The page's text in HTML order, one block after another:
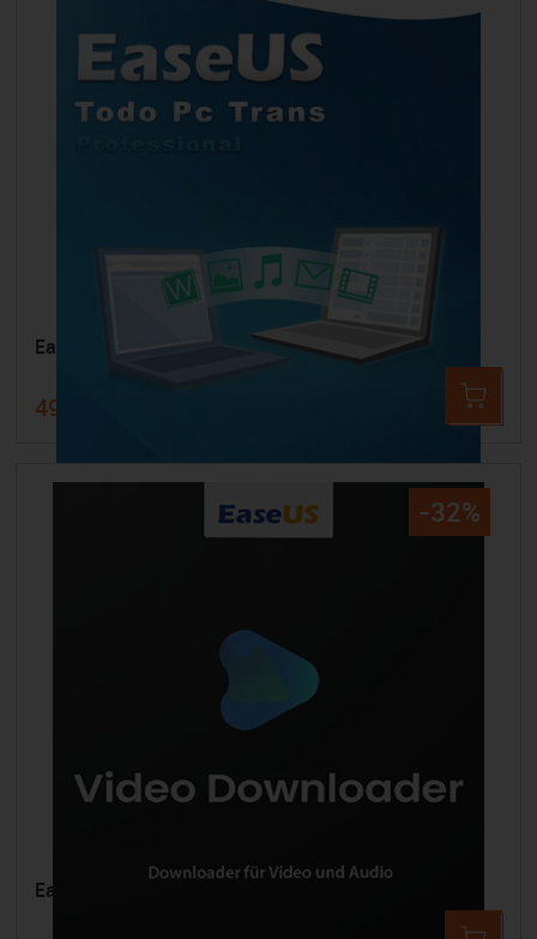
EaseUS Todo PCTrans Pro 13 - 1 Jahr
49,99 €
-32%
EaseUS Video Downloader